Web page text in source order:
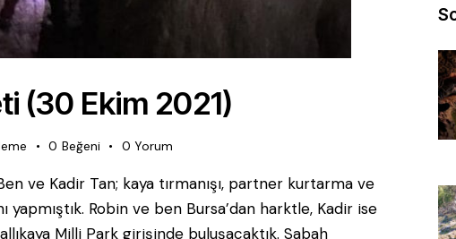
(30 Ekim 2021)
0 Beğeni 0 Yorum
ve Kadir Tan; kaya tırmanışı, partner kurtarma ve
yapmıştık. Robin ve ben Bursa’dan harktle, Kadir ise
Milli Park girişinde buluşacaktık. Sabah